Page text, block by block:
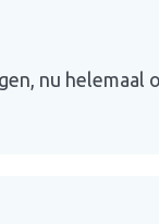
nu helemaal